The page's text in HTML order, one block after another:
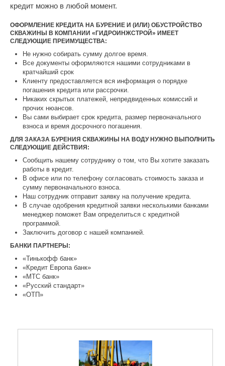
кредит можно в любой момент.
ОФОРМЛЕНИЕ КРЕДИТА НА БУРЕНИЕ И (ИЛИ) ОБУСТРОЙСТВО
СКВАЖИНЫ В КОМПАНИИ «ГИДРОИНЖСТРОЙ» ИМЕЕТ
СЛЕДУЮЩИЕ ПРЕИМУЩЕСТВА:
Не нужно собирать сумму долгое время.
Все документы оформляются нашими сотрудниками в
кратчайший срок
Клиенту предоставляется вся информация о порядке
погашения кредита или рассрочки.
Никаких скрытых платежей, непредвиденных комиссий и
прочих нюансов.
Вы сами выбирает срок кредита, размер первоначального
взноса и время досрочного погашения.
ДЛЯ ЗАКАЗА БУРЕНИЯ СКВАЖИНЫ НА ВОДУ НУЖНО ВЫПОЛНИТЬ
СЛЕДУЮЩИЕ ДЕЙСТВИЯ:
Сообщить нашему сотруднику о том, что Вы хотите заказать
работы в кредит.
В офисе или по телефону согласовать стоимость заказа и
сумму первоначального взноса.
Наш сотрудник отправит заявку на получение кредита.
В случае одобрения кредитной заявки несколькими банками
менеджер поможет Вам определиться с кредитной
программой.
Заключить договор с нашей компанией.
БАНКИ ПАРТНЕРЫ:
«Тинькофф банк»
«Кредит Европа банк»
«МТС банк»
«Русский стандарт»
«ОТП»